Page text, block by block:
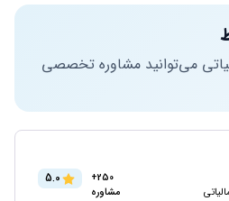
می‌توانید مشاوره تخصصی
250+
مشاوره
5.0